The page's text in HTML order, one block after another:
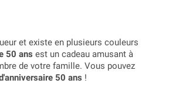
et existe en plusieurs couleurs
50 ans est un cadeau amusant à
de votre famille. Vous pouvez
50 ans !